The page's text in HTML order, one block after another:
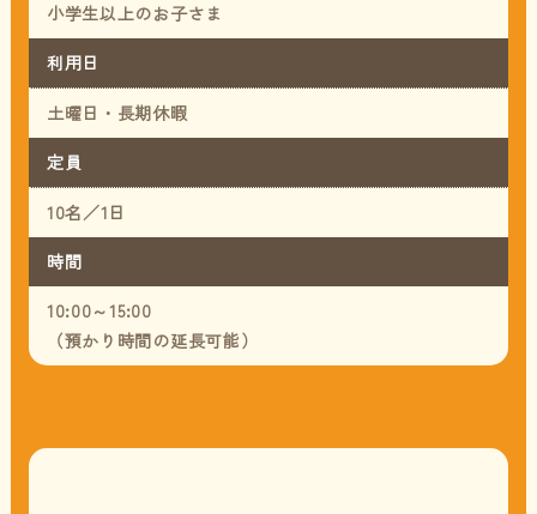
小学生以上のお子さま
利用日
土曜日・長期休暇
定員
10名／1日
時間
10:00～15:00
（預かり時間の延長可能）